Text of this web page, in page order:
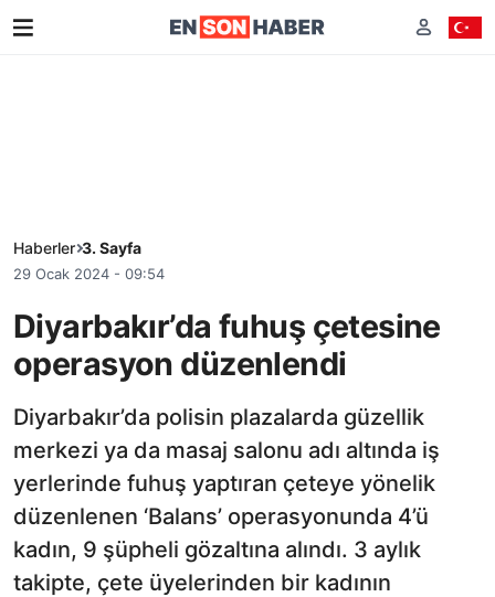
Haberler 3. Sayfa
29 Ocak 2024 - 09:54
Diyarbakır’da fuhuş çetesine
operasyon düzenlendi
Diyarbakır’da polisin plazalarda güzellik
merkezi ya da masaj salonu adı altında iş
yerlerinde fuhuş yaptıran çeteye yönelik
düzenlenen ‘Balans’ operasyonunda 4’ü
kadın, 9 şüpheli gözaltına alındı. 3 aylık
takipte, çete üyelerinden bir kadının